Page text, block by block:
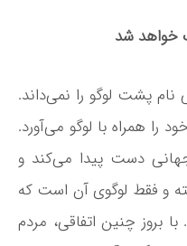
خواهد شد
نام پشت لوگو را نمی­‌داند.
را همراه با لوگو می‌­آورد.
جهانی دست پیدا می­‌کند و
و فقط لوگوی آن است که
بروز چنین اتفاقی، مردم